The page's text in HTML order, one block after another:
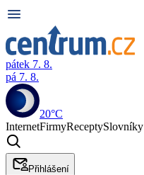
pátek 7. 8.
pá 7. 8.
20°C
InternetFirmyReceptySlovníky
Přihlášení